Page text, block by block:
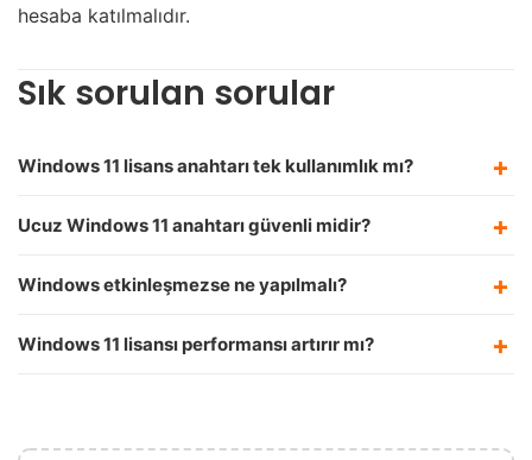
hesaba katılmalıdır.
Sık sorulan sorular
Windows 11 lisans anahtarı tek kullanımlık mı?
Ucuz Windows 11 anahtarı güvenli midir?
Windows etkinleşmezse ne yapılmalı?
Windows 11 lisansı performansı artırır mı?